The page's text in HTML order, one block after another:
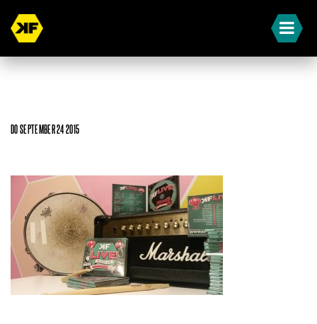
DO SEPTEMBER 24 2015